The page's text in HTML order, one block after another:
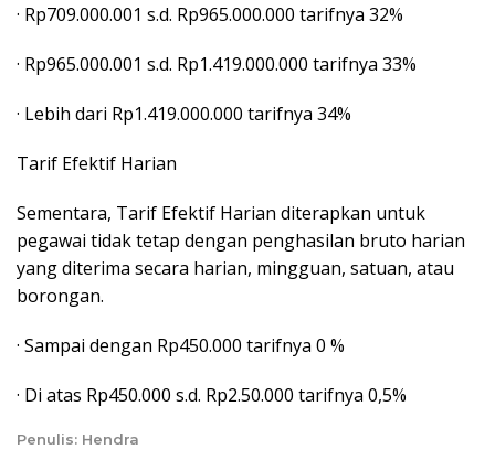
· Rp709.000.001 s.d. Rp965.000.000 tarifnya 32%
· Rp965.000.001 s.d. Rp1.419.000.000 tarifnya 33%
· Lebih dari Rp1.419.000.000 tarifnya 34%
Tarif Efektif Harian
Sementara, Tarif Efektif Harian diterapkan untuk
pegawai tidak tetap dengan penghasilan bruto harian
yang diterima secara harian, mingguan, satuan, atau
borongan.
· Sampai dengan Rp450.000 tarifnya 0 %
· Di atas Rp450.000 s.d. Rp2.50.000 tarifnya 0,5%
Penulis: Hendra